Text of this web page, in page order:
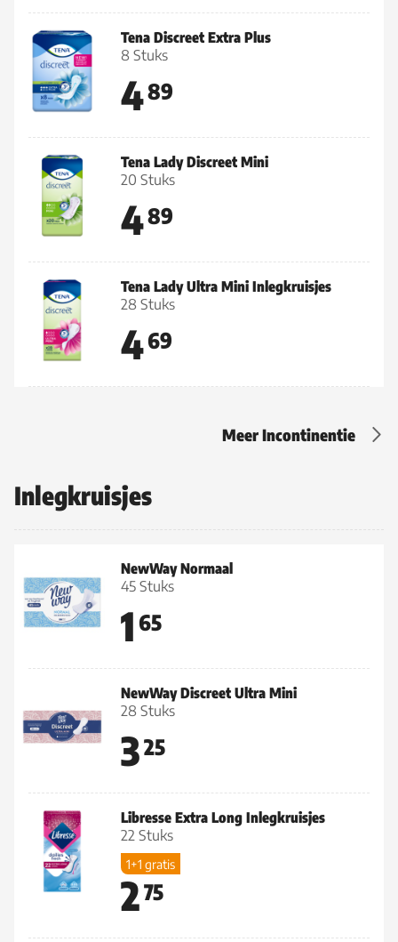
Tena Discreet Extra Plus
8 Stuks
489
Tena Lady Discreet Mini
20 Stuks
489
Tena Lady Ultra Mini Inlegkruisjes
28 Stuks
469
Meer Incontinentie
Inlegkruisjes
NewWay Normaal
45 Stuks
1 65
NewWay Discreet Ultra Mini
28 Stuks
325
Libresse Extra Long Inlegkruisjes
22 Stuks
1+1 gratis
275